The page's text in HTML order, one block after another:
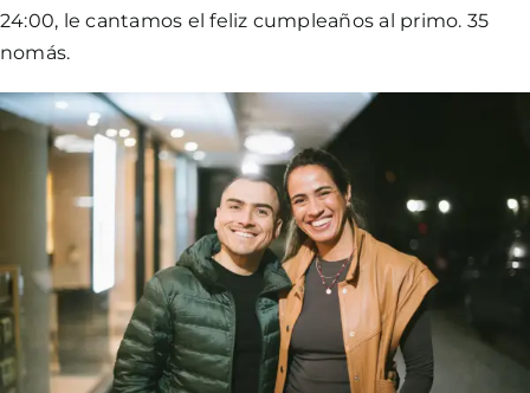
24:00, le cantamos el feliz cumpleaños al primo. 35
nomás.